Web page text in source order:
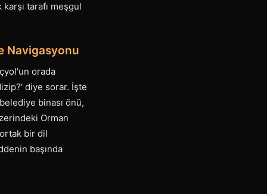
tarafı meşgul
Navigasyonu
orada
diye sorar. İşte
binası önü,
Orman
bir dil
başında